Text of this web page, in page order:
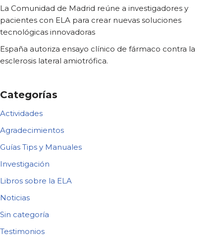
La Comunidad de Madrid reúne a investigadores y
pacientes con ELA para crear nuevas soluciones
tecnológicas innovadoras
España autoriza ensayo clínico de fármaco contra la
esclerosis lateral amiotrófica.
Categorías
Actividades
Agradecimientos
Guías Tips y Manuales
Investigación
Libros sobre la ELA
Noticias
Sin categoría
Testimonios